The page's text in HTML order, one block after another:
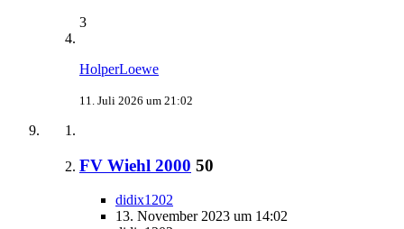
3
HolperLoewe
11. Juli 2026 um 21:02
FV Wiehl 2000 50
didix1202
13. November 2023 um 14:02